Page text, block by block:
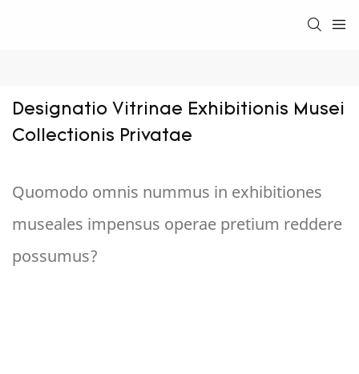
Designatio Vitrinae Exhibitionis Musei
Collectionis Privatae
Quomodo omnis nummus in exhibitiones
museales impensus operae pretium reddere
possumus?